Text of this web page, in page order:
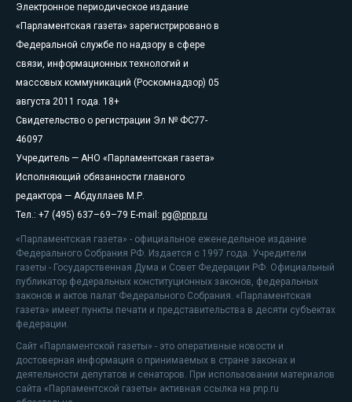
Электронное периодическое издание
«Парламентская газета» зарегистрировано в
Федеральной службе по надзору в сфере
связи, информационных технологий и
массовых коммуникаций (Роскомнадзор) 05
августа 2011 года. 18+
Свидетельство о регистрации Эл № ФС77-
46097
Учредитель — АНО «Парламентская газета»
Исполняющий обязанности главного
редактора — Абдуллаев М.Р.
Тел.: +7 (495) 637–69–79 E-mail: pg@pnp.ru
«Парламентская газета» - официальное еженедельное издание
Федерального Собрания РФ. Издается с 1997 года. Учредители
газеты - Государственная Дума и Совет Федерации РФ. Официальный
публикатор федеральных конституционных законов, федеральных
законов и актов палат Федерального Собрания. «Парламентская
газета» имеет пункты печати и представительства в десяти субъектах
федерации.
Сайт «Парламентской газеты» - это оперативные новости и
достоверная информация о принимаемых в стране законах и
деятельности депутатов и сенаторов. При использовании материалов
сайта «Парламентской газеты» активная ссылка на pnp.ru